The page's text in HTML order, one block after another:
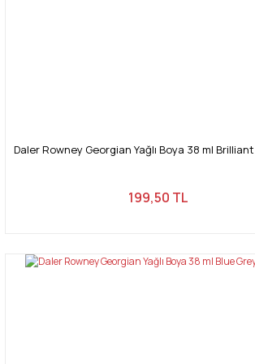
Daler Rowney Georgian Yağlı Boya 38 ml
199,50 TL